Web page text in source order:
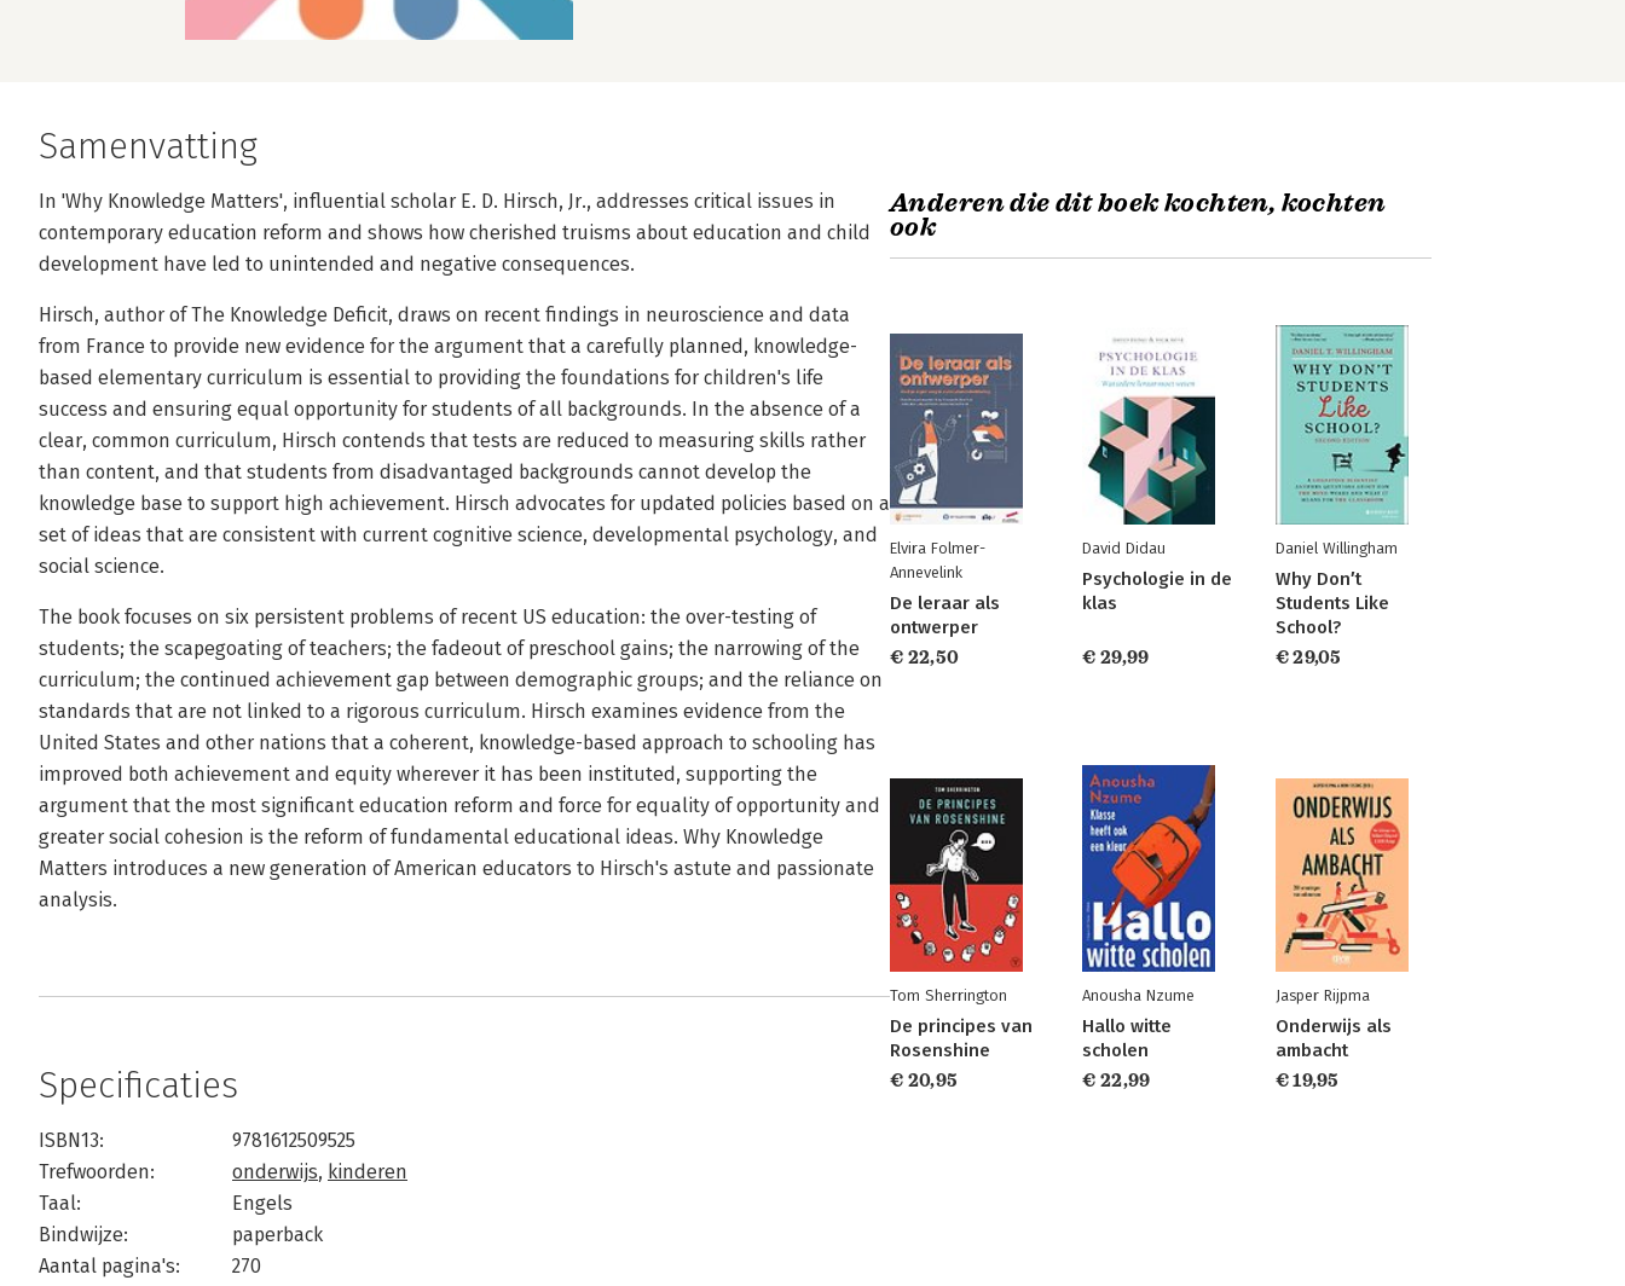
Samenvatting
In 'Why Knowledge Matters', influential scholar E. D. Hirsch, Jr., addresses critical issues in
contemporary education reform and shows how cherished truisms about education and child
development have led to unintended and negative consequences.
Hirsch, author of The Knowledge Deficit, draws on recent findings in neuroscience and data
from France to provide new evidence for the argument that a carefully planned, knowledge-
based elementary curriculum is essential to providing the foundations for children's life
success and ensuring equal opportunity for students of all backgrounds. In the absence of a
clear, common curriculum, Hirsch contends that tests are reduced to measuring skills rather
than content, and that students from disadvantaged backgrounds cannot develop the
knowledge base to support high achievement. Hirsch advocates for updated policies based on a
set of ideas that are consistent with current cognitive science, developmental psychology, and
social science.
The book focuses on six persistent problems of recent US education: the over-testing of
students; the scapegoating of teachers; the fadeout of preschool gains; the narrowing of the
curriculum; the continued achievement gap between demographic groups; and the reliance on
standards that are not linked to a rigorous curriculum. Hirsch examines evidence from the
United States and other nations that a coherent, knowledge-based approach to schooling has
improved both achievement and equity wherever it has been instituted, supporting the
argument that the most significant education reform and force for equality of opportunity and
greater social cohesion is the reform of fundamental educational ideas. Why Knowledge
Matters introduces a new generation of American educators to Hirsch's astute and passionate
analysis.
Specificaties
ISBN13:
9781612509525
Trefwoorden:
onderwijs, kinderen
Taal:
Engels
Bindwijze:
paperback
Aantal pagina's:
270
Anderen die dit boek kochten, kochten
ook
Elvira Folmer-
Annevelink
De leraar als
ontwerper
€ 22,50
David Didau
Psychologie in de
klas
€ 29,99
Daniel Willingham
Why Don′t
Students Like
School?
€ 29,05
Tom Sherrington
De principes van
Rosenshine
€ 20,95
Anousha Nzume
Hallo witte
scholen
€ 22,99
Jasper Rijpma
Onderwijs als
ambacht
€ 19,95